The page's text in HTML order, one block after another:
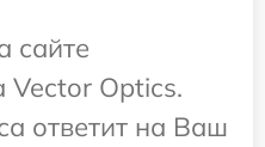
сайте
Vector Optics.
ответит на Ваш